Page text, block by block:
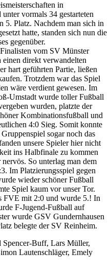
in
vormals 34 gestarteten
5. Platz. Nachdem man sich in
hatte, standen sich nun die
gegenüber.
vom SV Münster
direkt verwandelten
hart geführten Partie, ließen
Trotzdem war das Spiel
wäre verdient gewesen. Im
Umstadt wurde toller Fußball
wurden, platzte der
Kombinationsfußball und
4:0 Sieg. Somit konnte
sogar noch das
unsere Spieler hier nicht
ins Halbfinale zu kommen
So unterlag man dem
Im Platzierungsspiel gegen
wieder schöner Fußball
Spiel kaum vor unser Tor.
FVE mit 2:0 und wurde 5.! In
F-Jugend-Fußball auf
wurde GSV Gundernhausen
belegte der SV Reinheim.
Spencer-Buff, Lars Müller,
Lautenschläger, Emely